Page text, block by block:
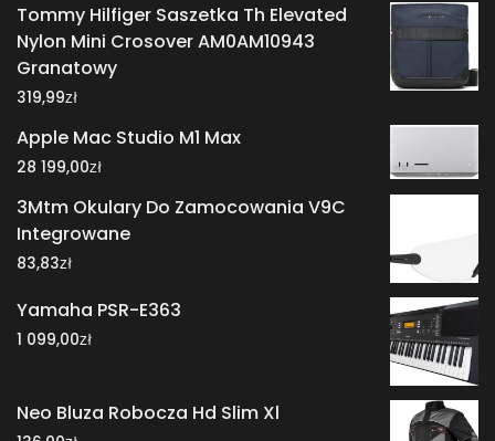
Tommy Hilfiger Saszetka Th Elevated
Nylon Mini Crosover AM0AM10943
Granatowy
319,99zł
Apple Mac Studio M1 Max
28 199,00zł
3Mtm Okulary Do Zamocowania V9C
Integrowane
83,83zł
Yamaha PSR-E363
1 099,00zł
Neo Bluza Robocza Hd Slim Xl